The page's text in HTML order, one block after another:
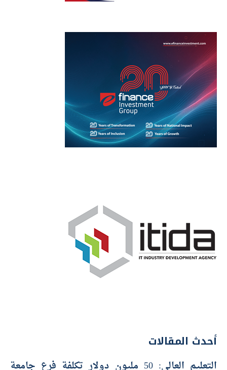
أحدث المقالات
التعليم العالي: 50 مليون دولار تكلفة فرع جامعة